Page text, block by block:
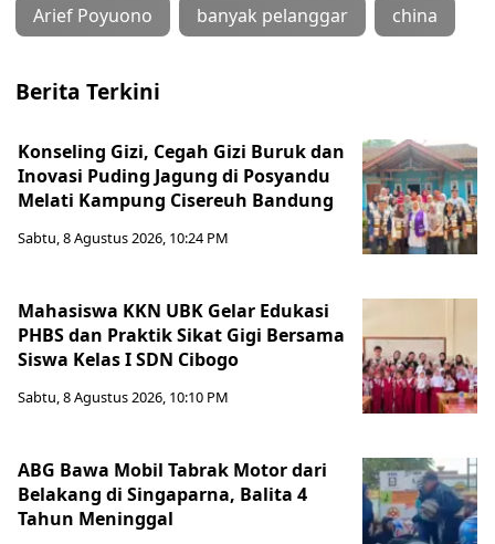
Arief Poyuono banyak pelanggar china
Berita Terkini
Konseling Gizi, Cegah Gizi Buruk dan
Inovasi Puding Jagung di Posyandu
Melati Kampung Cisereuh Bandung
Sabtu, 8 Agustus 2026, 10:24 PM
Mahasiswa KKN UBK Gelar Edukasi
PHBS dan Praktik Sikat Gigi Bersama
Siswa Kelas I SDN Cibogo
Sabtu, 8 Agustus 2026, 10:10 PM
ABG Bawa Mobil Tabrak Motor dari
Belakang di Singaparna, Balita 4
Tahun Meninggal